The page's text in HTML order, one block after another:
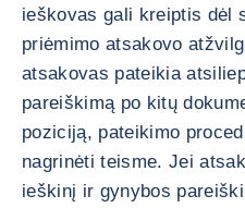
ieškovas gali kreiptis dėl
priėmimo atsakovo
atsakovas pateikia
pareiškimą po kitų
poziciją, pateikimo
nagrinėti teisme. Jei
ieškinį ir gynybos